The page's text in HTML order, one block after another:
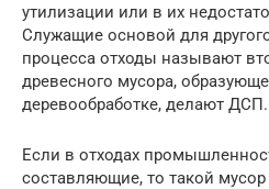
утилизации или в их
Служащие основой для
процесса отходы называют
древесного мусора,
деревообработке, делают ДСП.
Если в отходах
составляющие, то такой